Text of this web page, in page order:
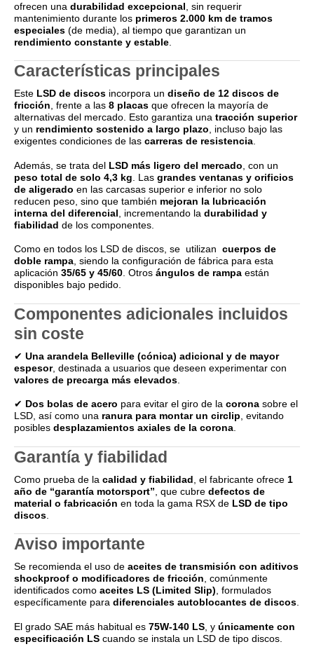
ofrecen una durabilidad excepcional , sin requerir
mantenimiento durante los primeros 2.000 km de tramos
especiales (de media), al tiempo que garantizan un
rendimiento constante y estable
Características principales
Este LSD de discos incorpora un diseño de 12 discos de
fricción , frente a las 8 placas que ofrecen la mayoría de
alternativas del mercado. Esto garantiza una tracción superior
y un rendimiento sostenido a largo plazo , incluso bajo las
exigentes condiciones de las carreras de resistencia
Además, se trata del LSD más ligero del mercado , con un
peso total de solo 4,3 kg . Las grandes ventanas y orificios
de aligerado en las carcasas superior e inferior no solo
reducen peso, sino que también mejoran la lubricación
interna del diferencial , incrementando la durabilidad y
fiabilidad de los componentes.
Como en todos los LSD de discos, se utilizan cuerpos de
doble rampa , siendo la configuración de fábrica para esta
aplicación 35/65 y 45/60 . Otros ángulos de rampa están
disponibles bajo pedido.
Componentes adicionales incluidos
sin coste
✔ Una arandela Belleville (cónica) adicional y de mayor
espesor, destinada a usuarios que deseen experimentar con
valores de precarga más elevados
✔ Dos bolas de acero para evitar el giro de la corona sobre el
LSD, así como una ranura para montar un circlip , evitando
posibles desplazamientos axiales de la corona
Garantía y fiabilidad
Como prueba de la calidad y fiabilidad , el fabricante ofrece 1
año de “garantía motorsport” , que cubre defectos de
material o fabricación en toda la gama RSX de LSD de tipo
discos
Aviso importante
Se recomienda el uso de aceites de transmisión con aditivos
shockproof o modificadores de fricción , comúnmente
identificados como aceites LS (Limited Slip) , formulados
específicamente para diferenciales autoblocantes de discos
El grado SAE más habitual es 75W-140 LS , y únicamente con
especificación LS cuando se instala un LSD de tipo discos.